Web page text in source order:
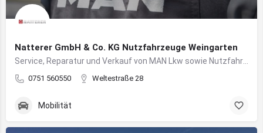
Natterer GmbH & Co. KG Nutzfahrzeuge Weingarten
0751 560550 Weltestraße 28
Mobilität